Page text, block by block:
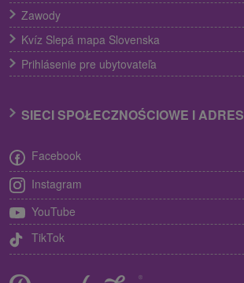
Zawody
Kvíz Slepá mapa Slovenska
Prihlásenie pre ubytovateľa
SIECI SPOŁECZNOŚCIOWE I ADRES
Facebook
Instagram
YouTube
TikTok